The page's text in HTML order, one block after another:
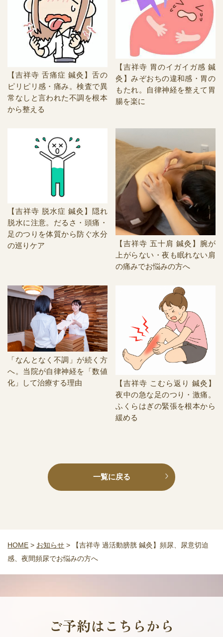
【吉祥寺 舌痛症 鍼灸】舌の
ピリピリ感・痛み。検査で異
常なしと言われた不調を根本
から整える
【吉祥寺 胃のイガイガ感 鍼
灸】みぞおちの違和感・胃の
もたれ。自律神経を整えて胃
腸を楽に
【吉祥寺 脱水症 鍼灸】隠れ
脱水に注意。だるさ・頭痛・
足のつりを体質から防ぐ水分
の巡りケア
【吉祥寺 五十肩 鍼灸】腕が
上がらない・夜も眠れない肩
の痛みでお悩みの方へ
「なんとなく不調」が続く方
へ。当院が自律神経を「数値
化」して治療する理由
【吉祥寺 こむら返り 鍼灸】
夜中の急な足のつり・激痛。
ふくらはぎの緊張を根本から
緩める
一覧に戻る
HOME > お知らせ >
【吉祥寺 過活動膀胱 鍼灸】頻尿、尿意切迫
感、夜間頻尿でお悩みの方へ
ご予約はこちらから